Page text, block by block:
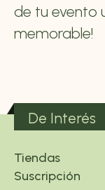
de tu evento
memorable!
De Interés
Tiendas
Suscripción